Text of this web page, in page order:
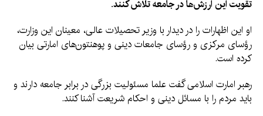
تقویت این ارزش‌ها در جامعه تلاش کنند.
او این اظهارات را در دیدار با وزیر تحصیلات عالی، معینان این وزارت،
رؤسای مرکزی و رؤسای جامعات دینی و پوهنتون‌های امارتی بیان
کرده است.
رهبر امارت اسلامی گفت علما مسئولیت بزرگی در برابر جامعه دارند و
باید مردم را با مسائل دینی و احکام شریعت آشنا کنند.